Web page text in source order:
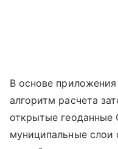
В основе
алгоритм расчета
открытые геоданные
муниципальные